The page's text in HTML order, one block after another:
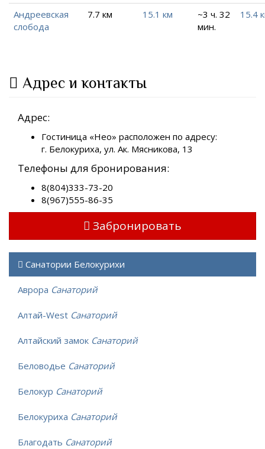
Андреевская
слобода
7.7 км 15.1 км
~3 ч. 32
мин.
15.4
Адрес и контакты
Адрес:
Гостиница «Нео» расположен по адресу:
г. Белокуриха, ул. Ак. Мясникова, 13
Телефоны для бронирования:
8(804)333-73-20
8(967)555-86-35
Забронировать
Санатории Белокурихи
Аврора Санаторий
Алтай-West Санаторий
Алтайский замок Санаторий
Беловодье Санаторий
Белокур Санаторий
Белокуриха Санаторий
Благодать Санаторий